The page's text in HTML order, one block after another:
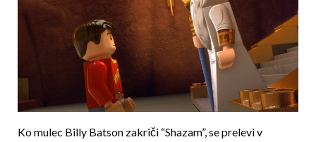
Ko mulec Billy Batson zakriči “Shazam”, se prelevi v